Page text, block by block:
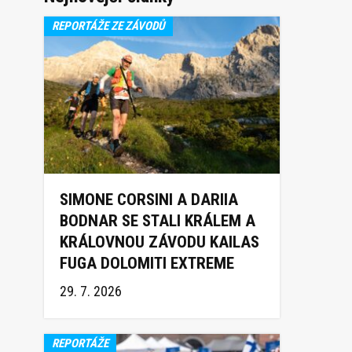
REPORTÁŽE ZE ZÁVODŮ
SIMONE CORSINI A DARIIA
BODNAR SE STALI KRÁLEM A
KRÁLOVNOU ZÁVODU KAILAS
FUGA DOLOMITI EXTREME
TRAIL 2026
29. 7. 2026
REPORTÁŽE